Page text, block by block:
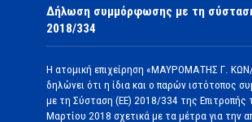
Δήλωση συμμόρφωσης με τη
2018/334
Η ατομική επιχείρηση «ΜΑΥΡΟΜΑΤΗΣ Γ.
δηλώνει ότι η ίδια και ο παρών ιστότοπος
με τη Σύσταση (ΕΕ) 2018/334 της Επιτροπής
Μαρτίου 2018 σχετικά με τα μέτρα για την